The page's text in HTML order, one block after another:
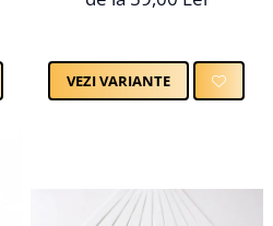
VEZI VARIANTE